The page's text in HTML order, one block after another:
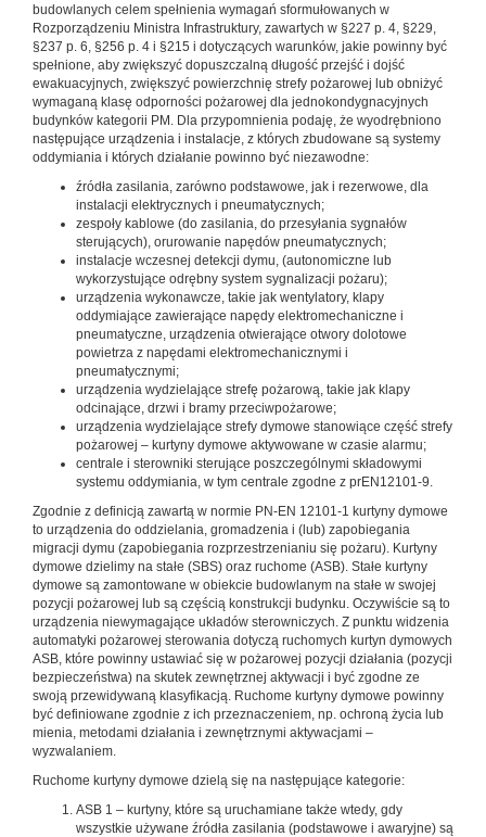
budowlanych celem spełnienia wymagań sformułowanych w
Rozporządzeniu Ministra Infrastruktury, zawartych w §227 p. 4, §229,
§237 p. 6, §256 p. 4 i §215 i dotyczących warunków, jakie powinny być
spełnione, aby zwiększyć dopuszczalną długość przejść i dojść
ewakuacyjnych, zwiększyć powierzchnię strefy pożarowej lub obniżyć
wymaganą klasę odporności pożarowej dla jednokondygnacyjnych
budynków kategorii PM. Dla przypomnienia podaję, że wyodrębniono
następujące urządzenia i instalacje, z których zbudowane są systemy
oddymiania i których działanie powinno być niezawodne:
źródła zasilania, zarówno podstawowe, jak i rezerwowe, dla
instalacji elektrycznych i pneumatycznych;
zespoły kablowe (do zasilania, do przesyłania sygnałów
sterujących), orurowanie napędów pneumatycznych;
instalacje wczesnej detekcji dymu, (autonomiczne lub
wykorzystujące odrębny system sygnalizacji pożaru);
urządzenia wykonawcze, takie jak wentylatory, klapy
oddymiające zawierające napędy elektromechaniczne i
pneumatyczne, urządzenia otwierające otwory dolotowe
powietrza z napędami elektromechanicznymi i
pneumatycznymi;
urządzenia wydzielające strefę pożarową, takie jak klapy
odcinające, drzwi i bramy przeciwpożarowe;
urządzenia wydzielające strefy dymowe stanowiące część strefy
pożarowej – kurtyny dymowe aktywowane w czasie alarmu;
centrale i sterowniki sterujące poszczególnymi składowymi
systemu oddymiania, w tym centrale zgodne z prEN12101-9.
Zgodnie z definicją zawartą w normie PN-EN 12101-1 kurtyny dymowe
to urządzenia do oddzielania, gromadzenia i (lub) zapobiegania
migracji dymu (zapobiegania rozprzestrzenianiu się pożaru). Kurtyny
dymowe dzielimy na stałe (SBS) oraz ruchome (ASB). Stałe kurtyny
dymowe są zamontowane w obiekcie budowlanym na stałe w swojej
pozycji pożarowej lub są częścią konstrukcji budynku. Oczywiście są to
urządzenia niewymagające układów sterowniczych. Z punktu widzenia
automatyki pożarowej sterowania dotyczą ruchomych kurtyn dymowych
ASB, które powinny ustawiać się w pożarowej pozycji działania (pozycji
bezpieczeństwa) na skutek zewnętrznej aktywacji i być zgodne ze
swoją przewidywaną klasyfikacją. Ruchome kurtyny dymowe powinny
być definiowane zgodnie z ich przeznaczeniem, np. ochroną życia lub
mienia, metodami działania i zewnętrznymi aktywacjami –
wyzwalaniem.
Ruchome kurtyny dymowe dzielą się na następujące kategorie:
ASB 1 – kurtyny, które są uruchamiane także wtedy, gdy
wszystkie używane źródła zasilania (podstawowe i awaryjne) są